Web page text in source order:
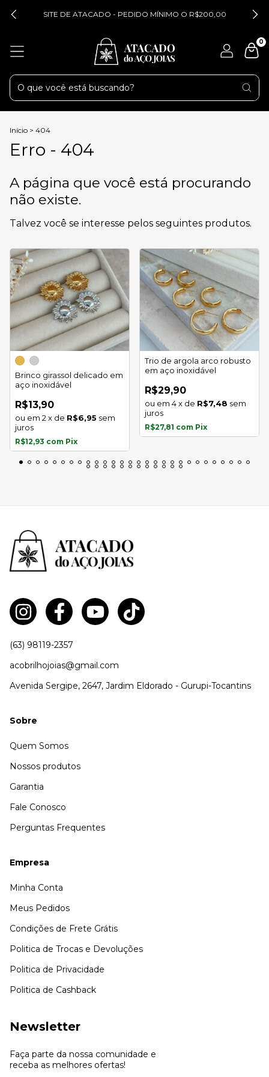
SITE DE ATACADO - PEDIDO MÍNIMO O R$200,00
0
Início > 404
Erro - 404
A página que você está procurando
não existe.
Talvez você se interesse pelos seguintes produtos.
Brinco girassol delicado em
aço inoxidável
R$13,90
2 x de R$6,95 sem
juros
R$12,93 com Pix
Trio de argola arco robusto
em aço inoxidável
R$29,90
4x de R$7,48 sem
juros
R$27,81 com Pix
(63) 98119-2357
acobrilhojoias@gmail.com
Avenida Sergipe, 2647, Jardim Eldorado - Gurupi-Tocantins
Sobre
Quem Somos
Nossos produtos
Garantia
Fale Conosco
Perguntas Frequentes
Empresa
Minha Conta
Meus Pedidos
Condições de Frete Grátis
Politica de Trocas e Devoluções
Politica de Privacidade
Politica de Cashback
Newsletter
Faça parte da nossa comunidade e
receba as melhores ofertas!